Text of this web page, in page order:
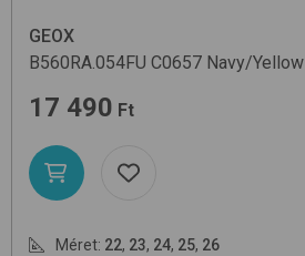
GEOX
B560RA.054FU C0657 Navy/Yellow
17 490 Ft
Méret: 22, 23, 24, 25, 26